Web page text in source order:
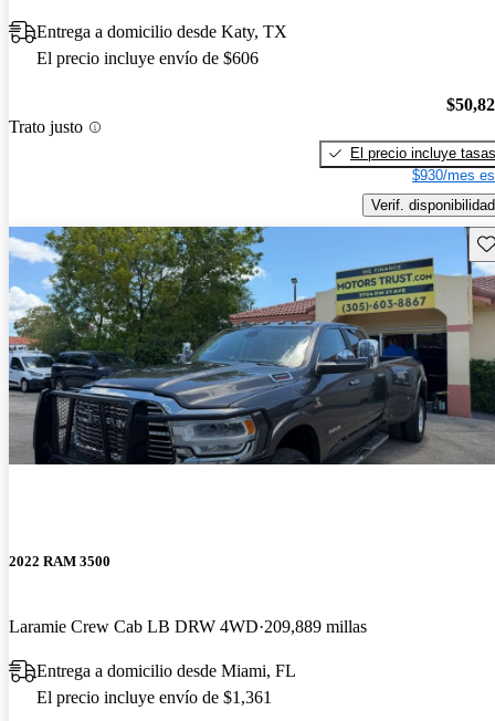
Entrega a domicilio desde Katy, TX
El precio incluye envío de $606
Trato justo
El precio incluye tasas
$930/mes
Verif. disponibilidad
2022 RAM 3500
Laramie Crew Cab LB DRW 4WD 209,889 millas
Entrega a domicilio desde Miami, FL
El precio incluye envío de $1,361